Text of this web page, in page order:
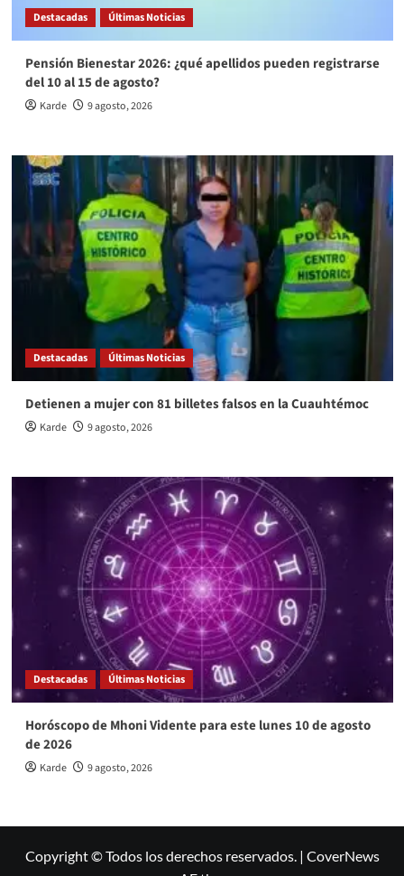
Destacadas Últimas Noticias
Pensión Bienestar 2026: ¿qué apellidos pueden registrarse
del 10 al 15 de agosto?
Karde 9 agosto, 2026
Destacadas Últimas Noticias
Detienen a mujer con 81 billetes falsos en la Cuauhtémoc
Karde 9 agosto, 2026
Destacadas Últimas Noticias
Horóscopo de Mhoni Vidente para este lunes 10 de agosto
de 2026
Karde 9 agosto, 2026
Copyright © Todos los derechos reservados. | CoverNews